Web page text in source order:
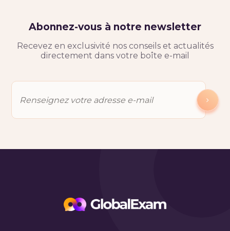
Abonnez-vous à notre newsletter
Recevez en exclusivité nos conseils et actualités
directement dans votre boîte e-mail